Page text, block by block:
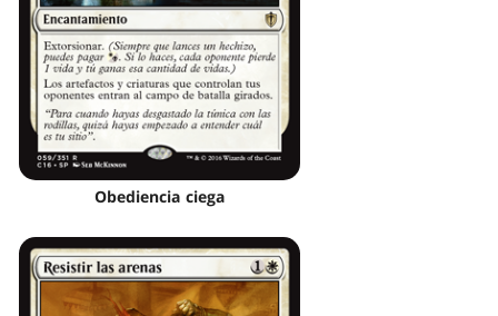
Obediencia ciega